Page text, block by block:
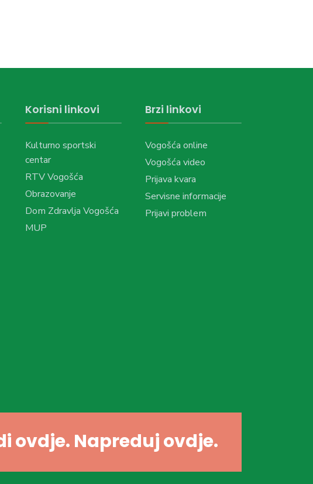
Korisni linkovi
Kulturno sportski
centar
RTV Vogošća
Obrazovanje
Dom Zdravlja Vogošća
MUP
Brzi linkovi
Vogošća online
Vogošća video
Prijava kvara
Servisne informacije
Prijavi problem
ovdje. Napreduj ovdje.